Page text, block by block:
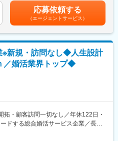
大100万円）
だ後は【新規接客プランナー】とし
への会場案内や日程・予算を含む提
。将来的には新規接客から当日運営
いており、効率や利益よりも心に残
しています。専任プランナーとし
一生に一度の大切な日を共に創るや
。
、そして自分の未来を書き換える
も読んだことのない物語です。
に書き上げる仲間に必要なのは、ス
験・年齢により給与は変動する可能性
（3月）■賞与：年2回（2、8月）■イ
あくまでも目安の金額であり、選考
ります。月給(月額)は固定手当を含め
応募依頼する
（エージェントサービス）
※新規・訪問なし◆人生設計
／婚活業界トップ◆
・顧客訪問一切なし／年休122日・
ドする総合婚活サービス企業／長期